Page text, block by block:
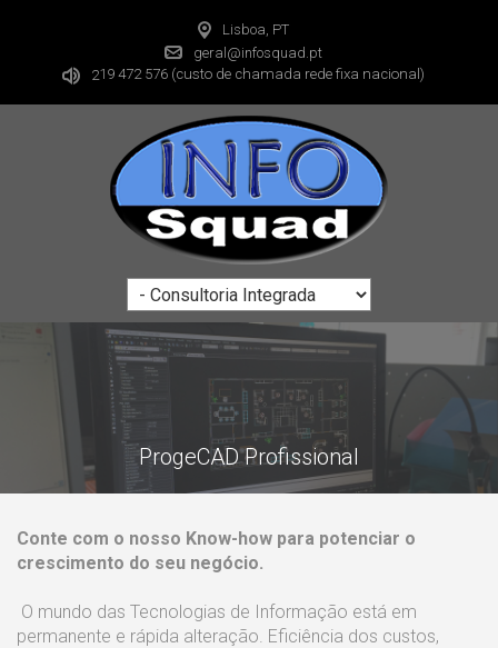
Lisboa, PT
geral@infosquad.pt
219 472 576 (custo de chamada rede fixa nacional)
ProgeCAD Profissional
Conte com o nosso Know-how para potenciar o
crescimento do seu negócio.
O mundo das Tecnologias de Informação está em
permanente e rápida alteração. Eficiência dos custos,